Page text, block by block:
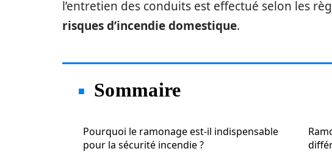
l’entretien des conduits est effectué selon les
risques d’incendie domestique.
Sommaire
Pourquoi le ramonage est-il indispensable
pour la sécurité incendie ?